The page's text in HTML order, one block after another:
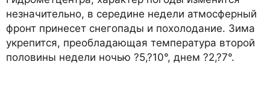
незначительно, в середине недели атмосферный
фронт принесет снегопады и похолодание. Зима
укрепится, преобладающая температура второй
половины недели ночью ?5,?10°, днем ?2,?7°.